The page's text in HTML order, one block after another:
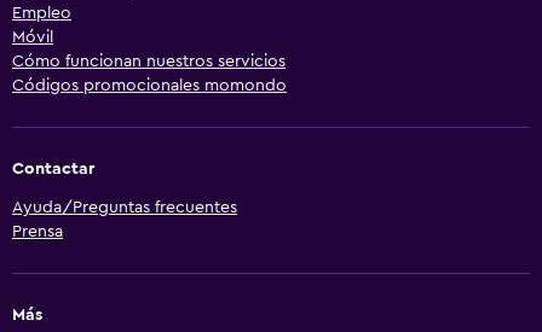
Empleo
Móvil
Cómo funcionan nuestros servicios
Códigos promocionales momondo
Contactar
Ayuda/Preguntas frecuentes
Prensa
Más